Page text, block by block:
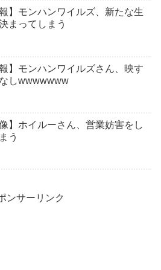
報】モンハンワイルズ、新たな生
まってしまう
報】モンハンワイルズさん、映す
しwwwwwww
像】ホイルーさん、営業妨害をし
う
ンサーリンク